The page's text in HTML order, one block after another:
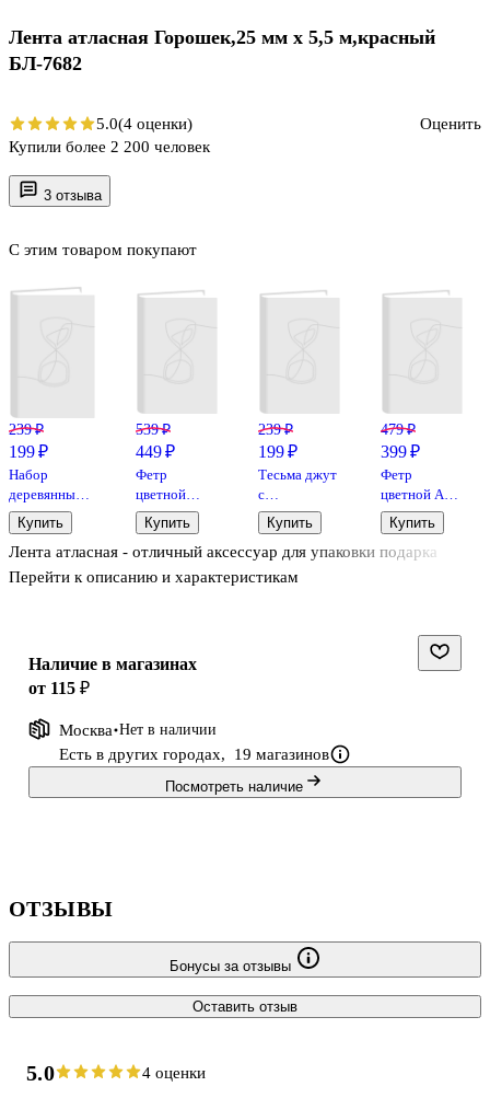
3 отзыва
Лента атласная - отличный аксессуар для упаковки подарка
Перейти к описанию и характеристикам
С этим товаром покупают
239 ₽
199 ₽
Набор
деревянных
пуговиц
Яркие (микс
размеров и
цветов), 30шт
Купить
539 ₽
449 ₽
Фетр
цветной
"deVENTE.
Яркие цвета"
A4, 10
цветов
Купить
239 ₽
199 ₽
Тесьма джут
с
листочками,
2 метра,
моток с
подвесом
Купить
479 ₽
399 ₽
Фетр
цветной А4,
пастельные
цвета, 10
цветов, 10
Купить
Лента атласная Горошек,25 мм х 5,5 м,красный
БЛ-7682
5.0(4 оценки)
Оценить
Купили более 2 200 человек
Наличие в магазинах
от 115 ₽
Москва Нет в наличии
Есть в других городах, 19 магазинов
Посмотреть наличие
ОТЗЫВЫ
Бонусы за отзывы
Оставить отзыв
5.0 4 оценки